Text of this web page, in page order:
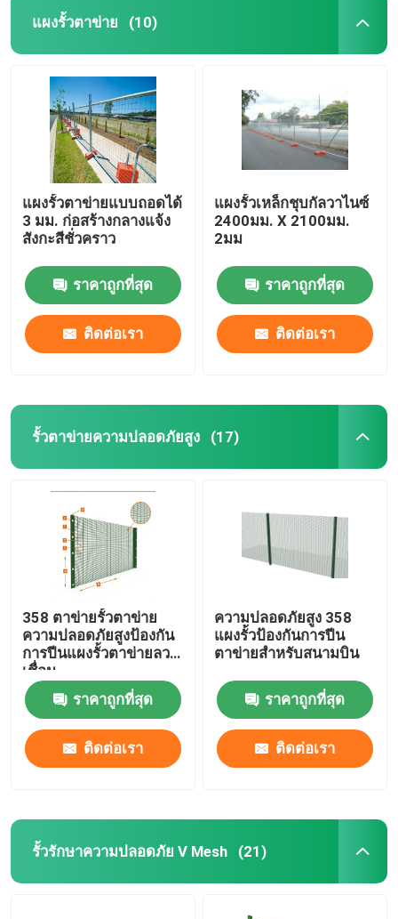
แผงรั้วตาข่าย (10)
แผงรั้วตาข่ายแบบถอดได้
3 มม. ก่อสร้างกลางแจ้ง
สังกะสีชั่วคราว
ราคาถูกที่สุด
ติดต่อเรา
แผงรั้วเหล็กชุบกัลวาไนซ์
2400มม. X 2100มม.
2มม
ราคาถูกที่สุด
ติดต่อเรา
รั้วตาข่ายความปลอดภัยสูง (17)
358 ตาข่ายรั้วตาข่าย
ความปลอดภัยสูงป้องกัน
การปีนแผงรั้วตาข่ายลวด
เชื่อม
ราคาถูกที่สุด
ติดต่อเรา
ความปลอดภัยสูง 358
แผงรั้วป้องกันการปีน
ตาข่ายสำหรับสนามบิน
ราคาถูกที่สุด
ติดต่อเรา
รั้วรักษาความปลอดภัย V Mesh (21)